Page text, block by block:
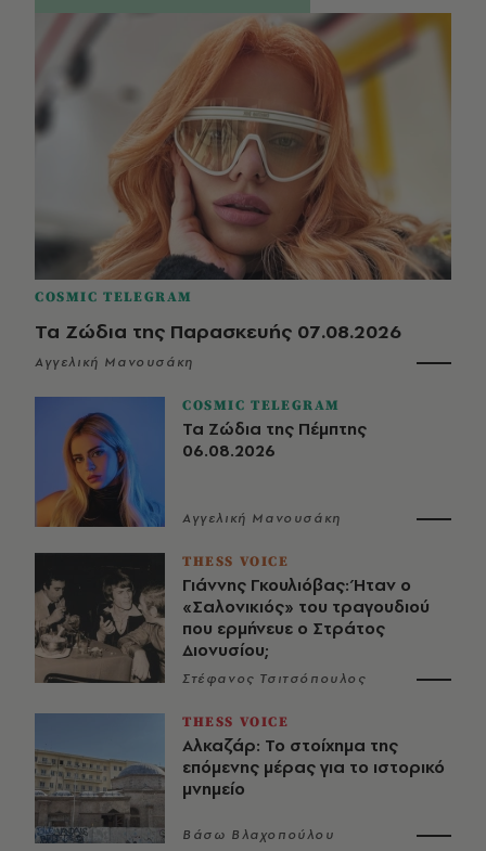
COSMIC TELEGRAM
Τα Ζώδια της Παρασκευής 07.08.2026
Αγγελική Μανουσάκη
COSMIC TELEGRAM
Τα Ζώδια της Πέμπτης
06.08.2026
Αγγελική Μανουσάκη
THESS VOICE
Γιάννης Γκουλιόβας: Ήταν ο
«Σαλονικιός» του τραγουδιού
που ερμήνευε ο Στράτος
Διονυσίου;
Στέφανος Τσιτσόπουλος
THESS VOICE
Αλκαζάρ: Το στοίχημα της
επόμενης μέρας για το ιστορικό
μνημείο
Βάσω Βλαχοπούλου